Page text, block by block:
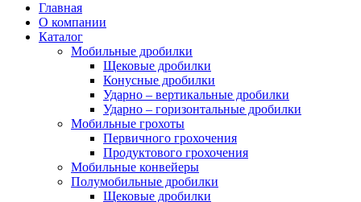
Главная
О компании
Каталог
Мобильные дробилки
Щековые дробилки
Конусные дробилки
Ударно – вертикальные дробилки
Ударно – горизонтальные дробилки
Мобильные грохоты
Первичного грохочения
Продуктового грохочения
Мобильные конвейеры
Полумобильные дробилки
Щековые дробилки